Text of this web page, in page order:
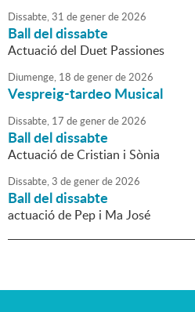
Dissabte,31 degenerde2026
Ball del dissabte
Actuació del Duet Passiones
Diumenge, 18 degenerde2026
Vespreig-tardeo Musical
Dissabte, 17 degenerde2026
Ball del dissabte
Actuació de Cristian i Sònia
Dissabte,3 degenerde2026
Ball del dissabte
actuació de Pep i Ma José